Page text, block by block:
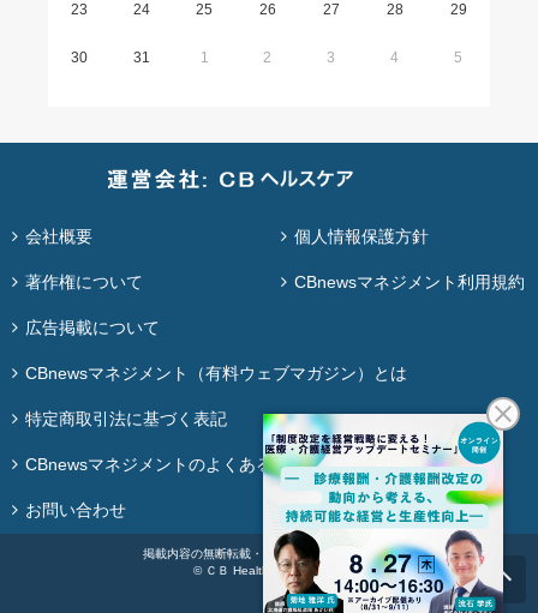
23 24 25 26 27 28 29
30 31 1 2 3 4 5
会社概要 個人情報保護方針
著作権について CBnewsマネジメント利用規約
広告掲載について
CBnewsマネジメント（有料ウェブマガジン）とは
特定商取引法に基づく表記
CBnewsマネジメントのよくある質問
お問い合わせ
掲載内容の無断転載・再配布は固く禁じます。
© ＣＢ Healthcare Co., Ltd.